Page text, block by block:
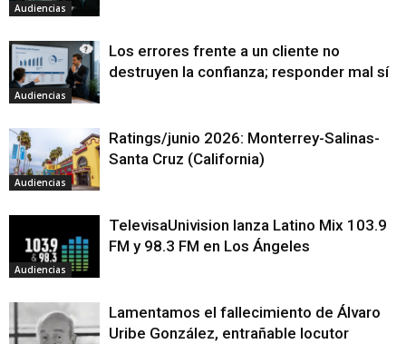
Audiencias
Audiencias
Los errores frente a un cliente no
destruyen la confianza; responder mal sí
Audiencias
Ratings/junio 2026: Monterrey-Salinas-
Santa Cruz (California)
Audiencias
TelevisaUnivision lanza Latino Mix 103.9
FM y 98.3 FM en Los Ángeles
Lamentamos el fallecimiento de Álvaro
Uribe González, entrañable locutor